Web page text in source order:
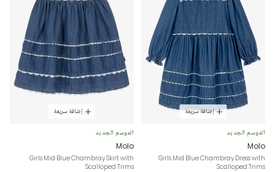
إضافة سريعة
الموسم الجديد
Molo
Girls Mid Blue Chambray Dress with
Scalloped Trims
إضافة سريعة
الموسم الجديد
Molo
Girls Mid Blue Chambray Skirt with
Scalloped Trims